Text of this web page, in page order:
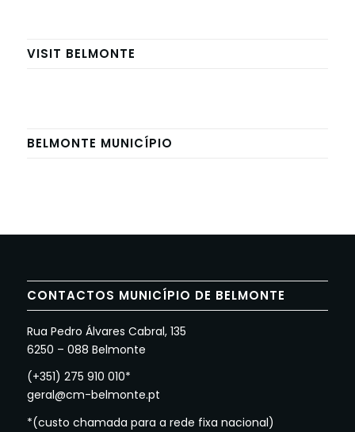
VISIT BELMONTE
BELMONTE MUNICÍPIO
CONTACTOS MUNICÍPIO DE BELMONTE
Rua Pedro Álvares Cabral, 135
6250 – 088 Belmonte
(+351) 275 910 010*
geral@cm-belmonte.pt
*(custo chamada para a rede fixa nacional)